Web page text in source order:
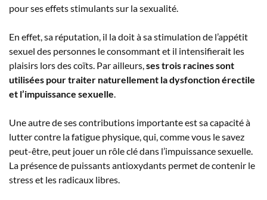
pour ses effets stimulants sur la sexualité.
En effet, sa réputation, il la doit à sa stimulation de l’appétit
sexuel des personnes le consommant et il intensifierait les
plaisirs lors des coïts. Par ailleurs, ses trois racines sont
utilisées pour traiter naturellement la dysfonction érectile
et l’impuissance sexuelle
Une autre de ses contributions importante est sa capacité à
lutter contre la fatigue physique, qui, comme vous le savez
peut-être, peut jouer un rôle clé dans l’impuissance sexuelle.
La présence de puissants antioxydants permet de contenir le
stress et les radicaux libres.